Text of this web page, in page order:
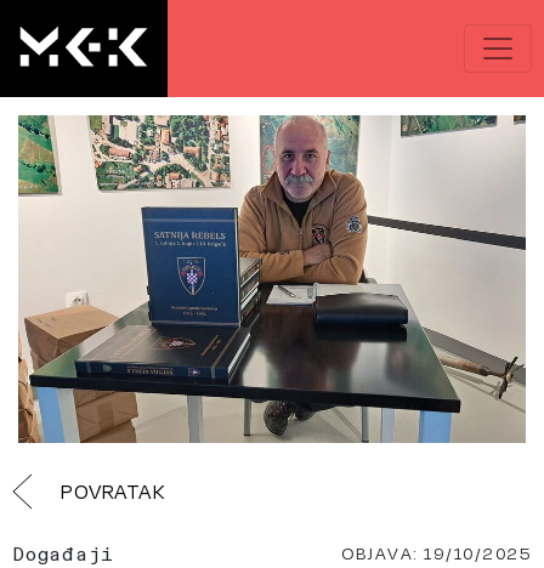
POVRATAK
Događaji OBJAVA: 19/10/2025